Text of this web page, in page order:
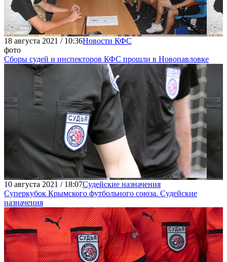
18 августа 2021 / 10:36Новости КФС
фото
Сборы судей и инспекторов КФС прошли в Новопавловке
10 августа 2021 / 18:07Судейские назначения
Суперкубок Крымского футбольного союза. Судейские
назначения